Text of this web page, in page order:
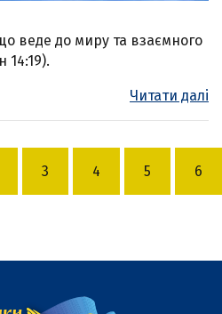
веде до миру та взаємного
14:19).
Читати далі
3 4 5 6